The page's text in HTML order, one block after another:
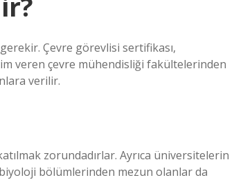
Çevre görevlisi sertifikası,
veren çevre mühendisliği fakültelerinden
verilir.
zorundadırlar. Ayrıca üniversitelerin
bölümlerinden mezun olanlar da